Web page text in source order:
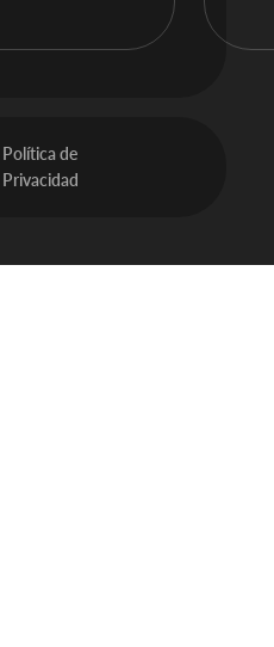
Política de
Privacidad